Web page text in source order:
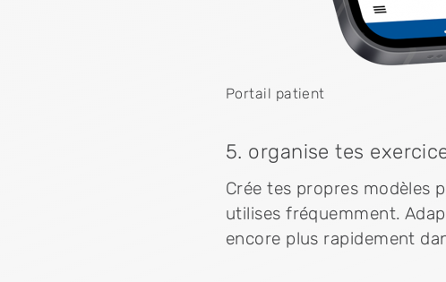
Portail patient
5. organise tes
Crée tes propres modèles
utilises fréquemment.
encore plus rapidement